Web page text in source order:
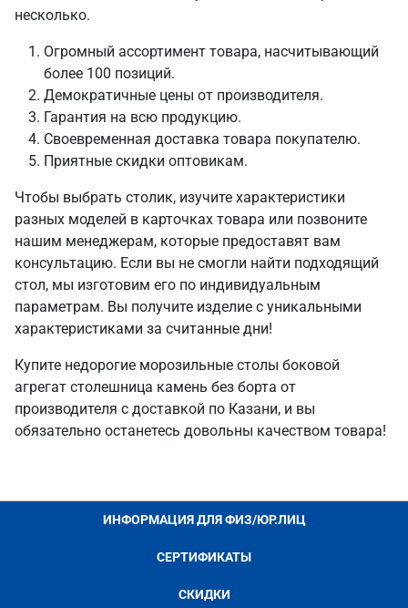
несколько.
Огромный ассортимент товара, насчитывающий
более 100 позиций.
Демократичные цены от производителя.
Гарантия на всю продукцию.
Своевременная доставка товара покупателю.
Приятные скидки оптовикам.
Чтобы выбрать столик, изучите характеристики
разных моделей в карточках товара или позвоните
нашим менеджерам, которые предоставят вам
консультацию. Если вы не смогли найти подходящий
стол, мы изготовим его по индивидуальным
параметрам. Вы получите изделие с уникальными
характеристиками за считанные дни!
Купите недорогие морозильные столы боковой
агрегат столешница камень без борта от
производителя с доставкой по Казани, и вы
обязательно останетесь довольны качеством товара!
ИНФОРМАЦИЯ ДЛЯ ФИЗ/ЮР.ЛИЦ
СЕРТИФИКАТЫ
СКИДКИ